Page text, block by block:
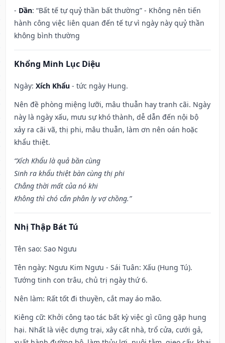
- Dần: “Bất tế tự quỷ thần bất thường” - Không nên tiến
hành công việc liên quan đến tế tự vì ngày này quỷ thần
không bình thường
Khổng Minh Lục Diệu
Ngày: Xích Khẩu - tức ngày Hung.
Nên đề phòng miệng lưỡi, mâu thuẫn hay tranh cãi. Ngày
này là ngày xấu, mưu sự khó thành, dễ dẫn đến nội bộ
xảy ra cãi vã, thị phi, mâu thuẫn, làm ơn nên oán hoặc
khẩu thiệt.
“Xích Khẩu là quả bần cùng
Sinh ra khẩu thiệt bàn cùng thị phi
Chẳng thời mất của nó khi
Không thì chó cắn phân ly vợ chồng.”
Nhị Thập Bát Tú
Tên sao: Sao Ngưu
Tên ngày: Ngưu Kim Ngưu - Sái Tuân: Xấu (Hung Tú).
Tướng tinh con trâu, chủ trị ngày thứ 6.
Nên làm: Rất tốt đi thuyền, cắt may áo mão.
Kiêng cữ: Khởi công tạo tác bất kỳ việc gì cũng gặp hung
hại. Nhất là việc dựng trại, xây cất nhà, trổ cửa, cưới gả,